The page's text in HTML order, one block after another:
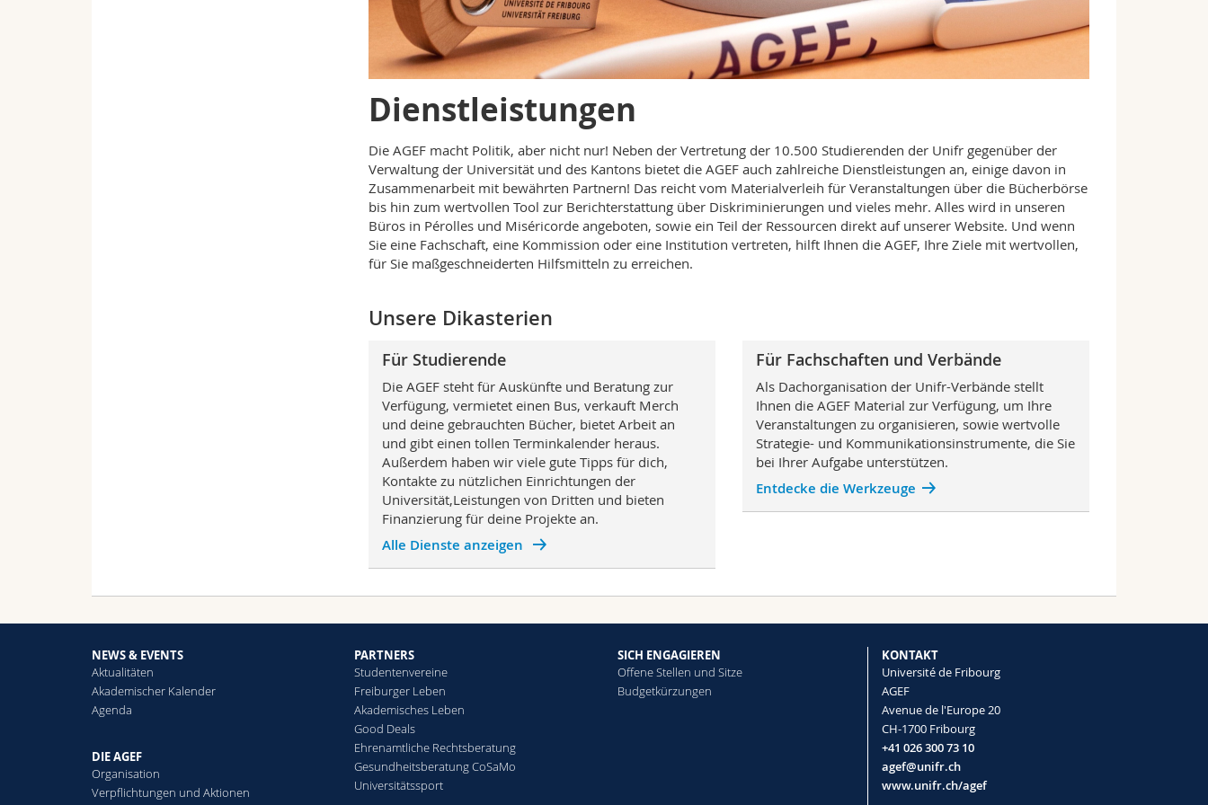
Dienstleistungen
Die AGEF macht Politik, aber nicht nur! Neben der Vertretung der 10.500 Studierenden der Unifr gegenüber der
Verwaltung der Universität und des Kantons bietet die AGEF auch zahlreiche Dienstleistungen an, einige davon in
Zusammenarbeit mit bewährten Partnern! Das reicht vom Materialverleih für Veranstaltungen über die Bücherbörse
bis hin zum wertvollen Tool zur Berichterstattung über Diskriminierungen und vieles mehr. Alles wird in unseren
Büros in Pérolles und Miséricorde angeboten, sowie ein Teil der Ressourcen direkt auf unserer Website. Und wenn
Sie eine Fachschaft, eine Kommission oder eine Institution vertreten, hilft Ihnen die AGEF, Ihre Ziele mit wertvollen,
für Sie maßgeschneiderten Hilfsmitteln zu erreichen.
Unsere Dikasterien
Für Studierende
Die AGEF steht für Auskünfte und Beratung zur
Verfügung, vermietet einen Bus, verkauft Merch
und deine gebrauchten Bücher, bietet Arbeit an
und gibt einen tollen Terminkalender heraus.
Außerdem haben wir viele gute Tipps für dich,
Kontakte zu nützlichen Einrichtungen der
Universität,Leistungen von Dritten und bieten
Finanzierung für deine Projekte an.
Alle Dienste anzeigen
Für Fachschaften und Verbände
Als Dachorganisation der Unifr-Verbände stellt
Ihnen die AGEF Material zur Verfügung, um Ihre
Veranstaltungen zu organisieren, sowie wertvolle
Strategie- und Kommunikationsinstrumente, die Sie
bei Ihrer Aufgabe unterstützen.
Entdecke die Werkzeuge
NEWS & EVENTS
Aktualitäten
Akademischer Kalender
Agenda
DIE AGEF
Organisation
Verpflichtungen und Aktionen
PARTNERS
Studentenvereine
Freiburger Leben
Akademisches Leben
Good Deals
Ehrenamtliche Rechtsberatung
Gesundheitsberatung CoSaMo
Universitätssport
SICH ENGAGIEREN
Offene Stellen und Sitze
Budgetkürzungen
KONTAKT
Université de Fribourg
AGEF
Avenue de l'Europe 20
CH-1700 Fribourg
+41 026 300 73 10
agef@unifr.ch
www.unifr.ch/agef